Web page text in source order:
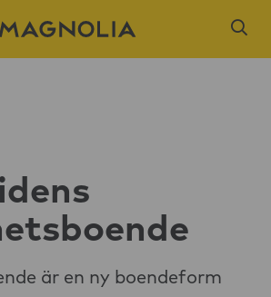
Slagsta strand
Öresjö Ängar
är en ny boendeform